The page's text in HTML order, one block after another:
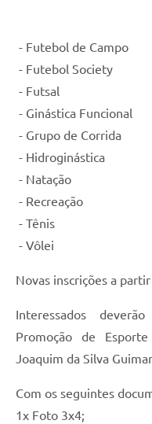
- Futebol de Campo
- Futebol Society
- Futsal
- Ginástica Funcional
- Grupo de Corrida
- Hidroginástica
- Natação
- Recreação
- Tênis
- Vôlei
Novas inscrições a
Interessados
Promoção de
Joaquim da Silva
Com os seguintes
1x Foto 3x4;